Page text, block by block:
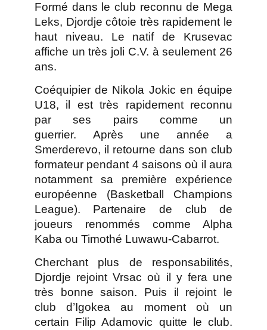
Formé dans le club reconnu de Mega
Leks, Djordje côtoie très rapidement le
haut niveau. Le natif de Krusevac
affiche un très joli C.V. à seulement 26
ans.
Coéquipier de Nikola Jokic en équipe
U18, il est très rapidement reconnu
par ses pairs comme un
guerrier. Après une année a
Smerderevo, il retourne dans son club
formateur pendant 4 saisons où il aura
notamment sa première expérience
européenne (Basketball Champions
League). Partenaire de club de
joueurs renommés comme Alpha
Kaba ou Timothé Luwawu-Cabarrot.
Cherchant plus de responsabilités,
Djordje rejoint Vrsac où il y fera une
très bonne saison. Puis il rejoint le
club d’Igokea au moment où un
certain Filip Adamovic quitte le club.